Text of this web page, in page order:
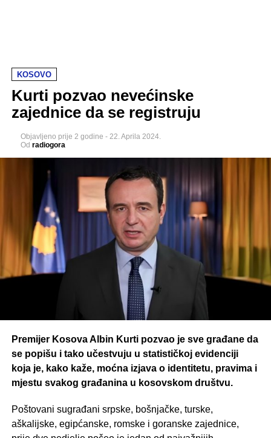
KOSOVO
Kurti pozvao nevećinske
zajednice da se registruju
Objavljeno prije 2 godine - 22. Aprila 2024.
Od radiogora
Premijer Kosova Albin Kurti pozvao je sve građane da
se popišu i tako učestvuju u statističkoj evidenciji
koja je, kako kaže, moćna izjava o identitetu, pravima i
mjestu svakog građanina u kosovskom društvu.
Poštovani sugrađani srpske, bošnjačke, turske,
aškalijske, egipćanske, romske i goranske zajednice,